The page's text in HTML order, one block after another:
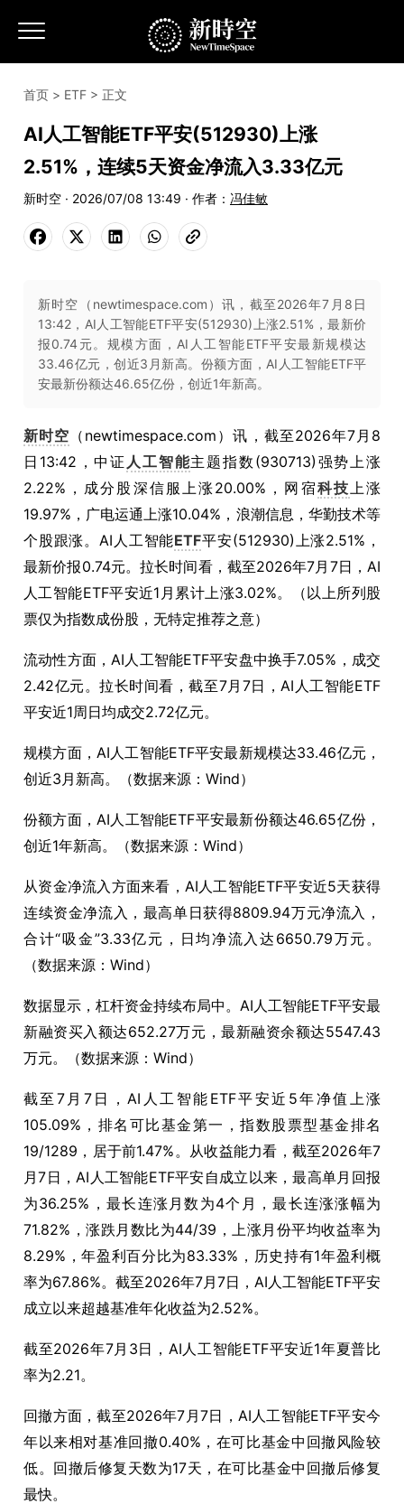
首页 > ETF > 正文
AI人工智能ETF平安(512930)上涨
2.51%，连续5天资金净流入3.33亿元
新时空 · 2026/07/08 13:49 · 作者： 冯佳敏
新时空（newtimespace.com）讯，截至2026年7月8日
13:42，AI人工智能ETF平安(512930)上涨2.51%，最新价
报0.74元。规模方面，AI人工智能ETF平安最新规模达
33.46亿元，创近3月新高。份额方面，AI人工智能ETF平
安最新份额达46.65亿份，创近1年新高。
新时空 （newtimespace.com）讯，截至2026年7月8
日13:42，中证 人工智能主题指数(930713)强势上涨
2.22%，成分股深信服上涨20.00%，网宿科技上涨
19.97%，广电运通上涨10.04%，浪潮信息，华勤技术等
个股跟涨。AI人工智能ETF平安(512930)上涨2.51%，
最新价报0.74元。拉长时间看，截至2026年7月7日，AI
人工智能ETF平安近1月累计上涨3.02%。（以上所列股
票仅为指数成份股，无特定推荐之意）
流动性方面，AI人工智能ETF平安盘中换手7.05%，成交
2.42亿元。拉长时间看，截至7月7日，AI人工智能ETF
平安近1周日均成交2.72亿元。
规模方面，AI人工智能ETF平安最新规模达33.46亿元，
创近3月新高。（数据来源：Wind）
份额方面，AI人工智能ETF平安最新份额达46.65亿份，
创近1年新高。（数据来源：Wind）
从资金净流入方面来看，AI人工智能ETF平安近5天获得
连续资金净流入，最高单日获得8809.94万元净流入，
合计“吸金”3.33亿元，日均净流入达6650.79万元。
（数据来源：Wind）
数据显示，杠杆资金持续布局中。AI人工智能ETF平安最
新融资买入额达652.27万元，最新融资余额达5547.43
万元。（数据来源：Wind）
截至7月7日，AI人工智能ETF平安近5年净值上涨
105.09%，排名可比基金第一，指数股票型基金排名
19/1289，居于前1.47%。从收益能力看，截至2026年7
月7日，AI人工智能ETF平安自成立以来，最高单月回报
为36.25%，最长连涨月数为4个月，最长连涨涨幅为
71.82%，涨跌月数比为44/39，上涨月份平均收益率为
8.29%，年盈利百分比为83.33%，历史持有1年盈利概
率为67.86%。截至2026年7月7日，AI人工智能ETF平安
成立以来超越基准年化收益为2.52%。
截至2026年7月3日，AI人工智能ETF平安近1年夏普比
率为2.21。
回撤方面，截至2026年7月7日，AI人工智能ETF平安今
年以来相对基准回撤0.40%，在可比基金中回撤风险较
低。回撤后修复天数为17天，在可比基金中回撤后修复
最快。